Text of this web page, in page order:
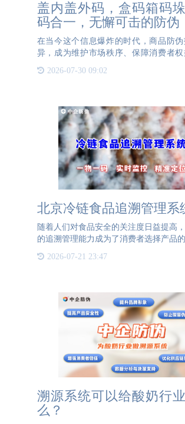
盖内盖外码，盒码箱码
码合一，无懈可击的防伪
在当今这个信息爆炸的时代，商品防伪
异，成为维护市场秩序、保障消费者
环。其中，盖内码+盖外码+盒码+箱码
式，为众多企业解决了防伪、防窜以及溯
2026-07-30 09:02
北京冷链食品追溯管理系
随着人们对食品安全的关注度日益提高
的追溯管理能力成为了消费者选择产品的
感，容易在运输和储存过程中出现问题，
2026-07-21 23:47
溯源系统可以给酸奶行
么？